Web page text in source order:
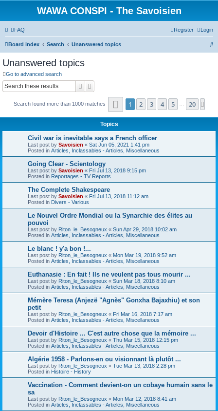
WAWA CONSPI - The Savoisien
FAQ Login
Register
Board index Search Unanswered topics
S
Unanswered topics
Go to advanced search
Search
Search found more than 1000 matches Page 1of 20
1 2 3 4 5 20
Topics
Civil war is inevitable says a French officer
Last post by Savoisien « Sat Jun 05, 2021 1:41 pm
Posted in Articles, Inclassables - Articles, Miscellaneous
Going Clear - Scientology
Last post by Savoisien « Fri Jul 13, 2018 9:15 pm
Posted in Reportages - TV Reports
The Complete Shakespeare
Last post by Savoisien « Fri Jul 13, 2018 11:12 am
Posted in Divers - Various
Le Nouvel Ordre Mondial ou la Synarchie des élites au
pouvoi
Last post by Riton_le_Besogneux « Sun Apr 29, 2018 10:02 am
Posted in Articles, Inclassables - Articles, Miscellaneous
Le blanc ! y'a bon !...
Last post by Riton_le_Besogneux « Mon Mar 19, 2018 9:52 am
Posted in Articles, Inclassables - Articles, Miscellaneous
Euthanasie : En fait ! Ils ne veulent pas tous mourir ...
Last post by Riton_le_Besogneux « Sun Mar 18, 2018 8:10 am
Posted in Articles, Inclassables - Articles, Miscellaneous
Mémère Teresa (Anjezë "Agnès" Gonxha Bajaxhiu) et son
petit
Last post by Riton_le_Besogneux « Fri Mar 16, 2018 7:17 am
Posted in Articles, Inclassables - Articles, Miscellaneous
Devoir d'Histoire ... C'est autre chose que la mémoire ...
Last post by Riton_le_Besogneux « Thu Mar 15, 2018 12:15 pm
Posted in Articles, Inclassables - Articles, Miscellaneous
Algérie 1958 - Parlons-en ou visionnant là plutôt ...
Last post by Riton_le_Besogneux « Tue Mar 13, 2018 2:28 pm
Posted in Histoire - History
Vaccination - Comment devient-on un cobaye humain sans le
sa
Last post by Riton_le_Besogneux « Mon Mar 12, 2018 8:41 am
Posted in Articles, Inclassables - Articles, Miscellaneous